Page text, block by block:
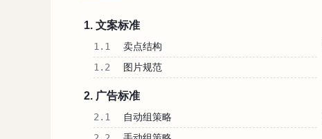
1. 文案标准
1.1
卖点结构
1.2
图片规范
2. 广告标准
2.1
自动组策略